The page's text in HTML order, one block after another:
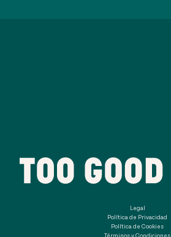
Legal
Política de Privacidad
Política de Cookies
Términos y Condiciones